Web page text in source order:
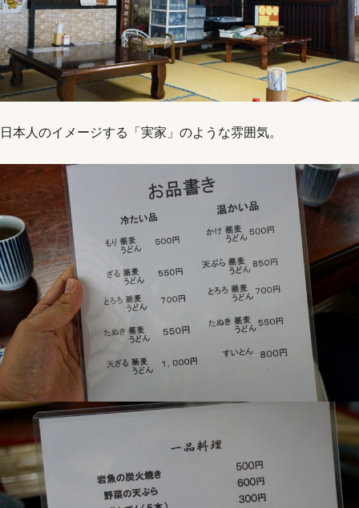
日本人のイメージする「実家」のような雰囲気。